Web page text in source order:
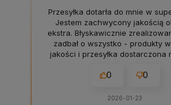
Przesyłka dotarła do mnie w
Jestem zachwycony jakością
ekstra. Błyskawicznie
zadbał o wszystko - produkty
jakości i przesyłka dostarczona
0 0
2026-01-23